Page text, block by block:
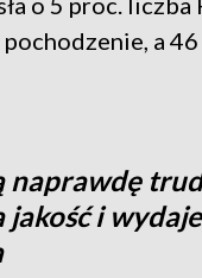
a
naprawdę
jakość i